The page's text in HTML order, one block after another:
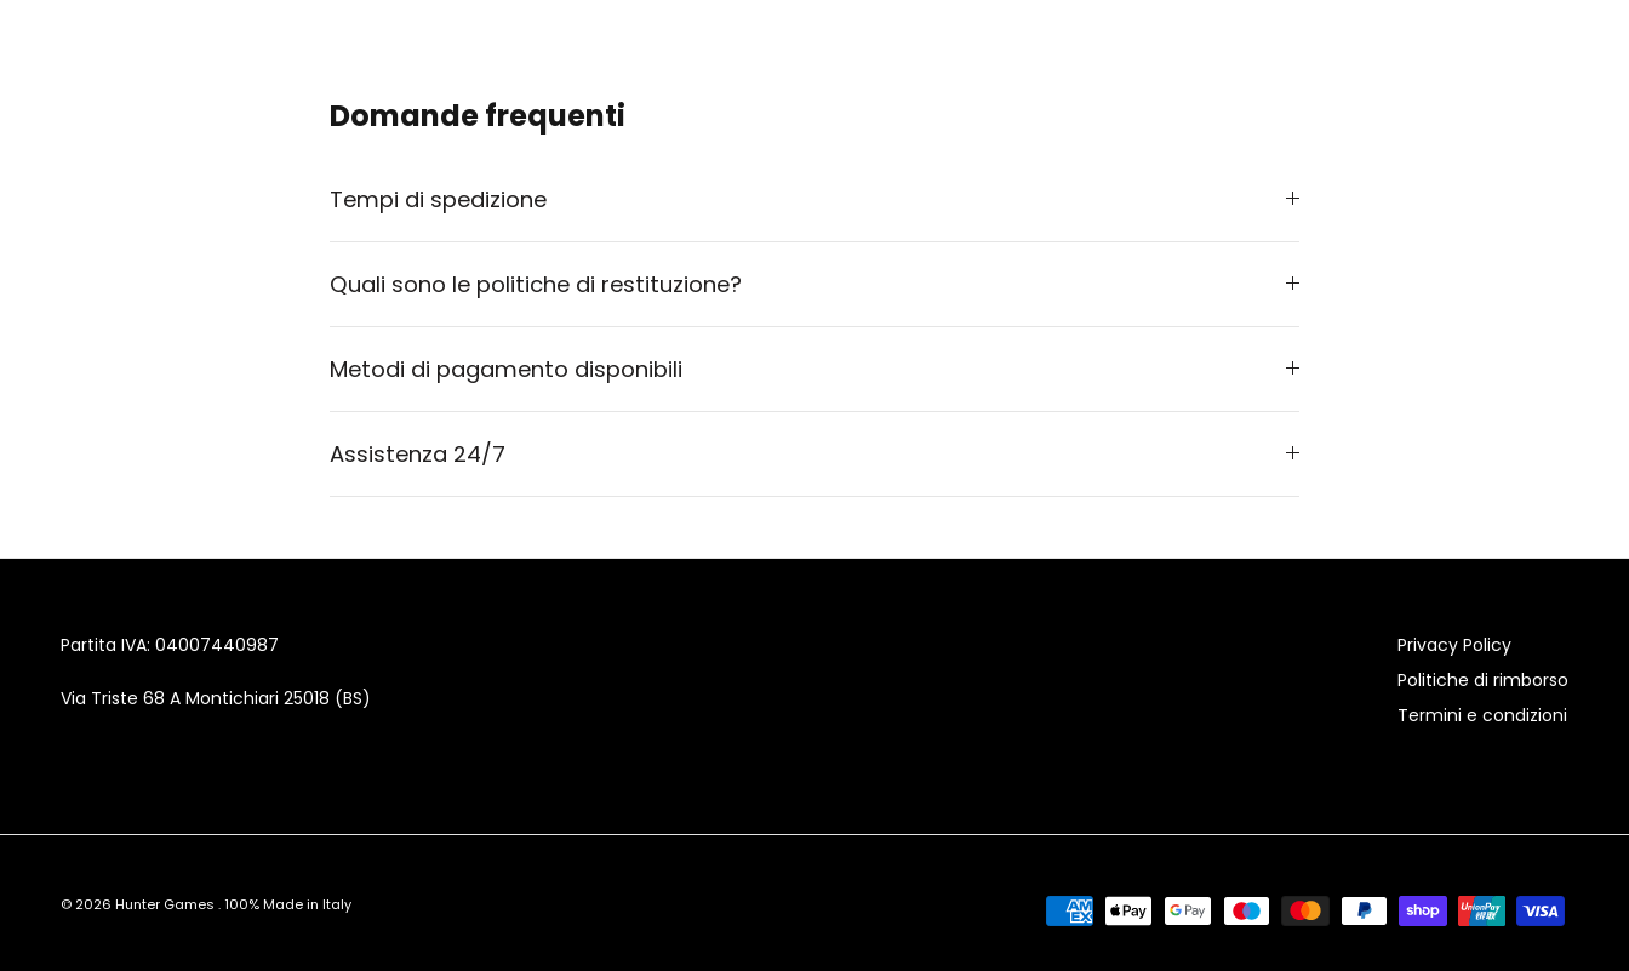
Domande frequenti
Tempi di spedizione
Quali sono le politiche di restituzione?
Metodi di pagamento disponibili
Assistenza 24/7
Partita IVA: 04007440987
Via Triste 68 A Montichiari 25018 (BS)
Privacy Policy
Politiche di rimborso
Termini e condizioni
© 2026 Hunter Games .100% Made in Italy